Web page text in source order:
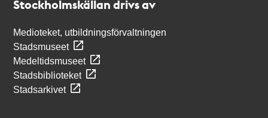
Stockholmskällan drivs av
Medioteket, utbildningsförvaltningen
Stadsmuseet
Medeltidsmuseet
Stadsbiblioteket
Stadsarkivet